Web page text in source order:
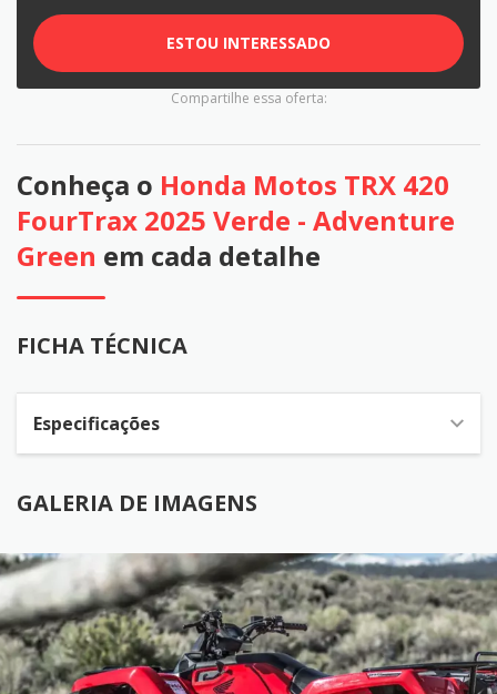
ESTOU INTERESSADO
Compartilhe essa oferta:
Conheça o Honda Motos TRX 420
FourTrax 2025 Verde - Adventure
Green em cada detalhe
FICHA TÉCNICA
Especificações
GALERIA DE IMAGENS